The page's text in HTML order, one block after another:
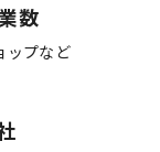
数
ップなど